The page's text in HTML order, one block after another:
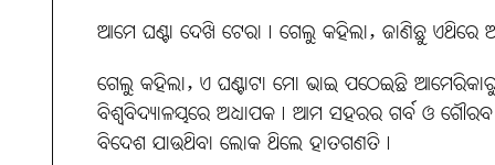
ଆମେ ଘଣ୍ଟା ଦେଖି ଟେରା। ଗେଲୁ କହିଲା, ଜାଣିଛୁ
ଗେଲୁ କହିଲା, ଏ ଘଣ୍ଟାଟା ମୋ ଭାଇ ପଠେଇଛି
ବିଶ୍ବବିଦ୍ୟାଳୟରେ ଅଧ୍ୟାପକ। ଆମ ସହରର ଗର୍ବ ଓ
ବିଦେଶ ଯାଉଥିବା ଲୋକ ଥିଲେ ହାତଗଣତି।